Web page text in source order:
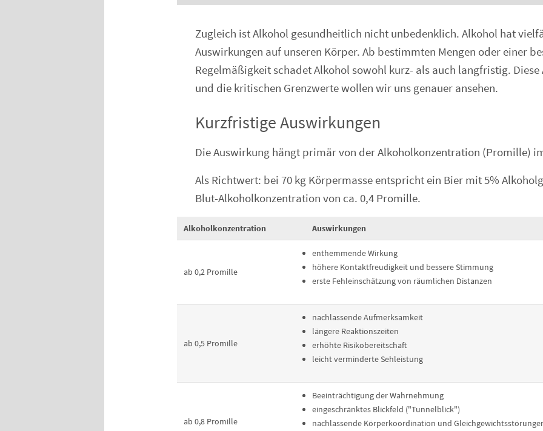
Zugleich ist Alkohol gesundheitlich nicht unbedenklich. Alkohol hat
Auswirkungen auf unseren Körper. Ab bestimmten Mengen oder einer
Regelmäßigkeit schadet Alkohol sowohl kurz- als auch langfristig. Diese
und die kritischen Grenzwerte wollen wir uns genauer ansehen.
Kurzfristige Auswirkungen
Die Auswirkung hängt primär von der Alkoholkonzentration (Promille)
Als Richtwert: bei 70 kg Körpermasse entspricht ein Bier mit 5%
Blut-Alkoholkonzentration von ca. 0,4 Promille.
Alkoholkonzentration Auswirkungen
ab 0,2 Promille
enthemmende Wirkung
höhere Kontaktfreudigkeit und bessere Stimmung
erste Fehleinschätzung von räumlichen Distanzen
ab 0,5 Promille
nachlassende Aufmerksamkeit
längere Reaktionszeiten
erhöhte Risikobereitschaft
leicht verminderte Sehleistung
ab 0,8 Promille
Beeinträchtigung der Wahrnehmung
eingeschränktes Blickfeld ("Tunnelblick")
nachlassende Körperkoordination und